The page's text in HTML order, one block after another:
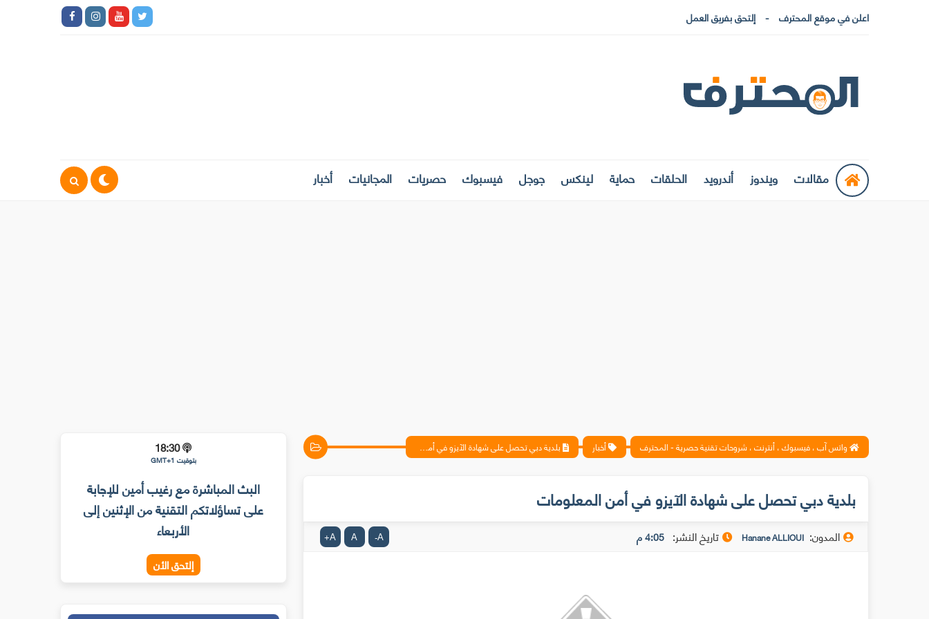
اعلن في موقع المحترف إلتحق بفريق العمل
مقالات ويندوز أندرويد الحلقات حماية لينكس جوجل فيسبوك حصريات المجانيات أخبار
واتس آب ، فيسبوك ، أنترنت ، شروحات تقنية حصرية - المحترف أخبار بلدية دبي تحصل على شهادة الآيزو في أمن المعلومات
بلدية دبي تحصل على شهادة الآيزو في أمن المعلومات
المدون: Hanane ALLIOUI تاريخ النشر: 4:05 م A
-
A
A
+
18:30
بتوقيت GMT+1
البث المباشرة مع رغيب أمين للإجابة
على تساؤلاتكم التقنية من الإثنين إلى
الأربعاء
إلتحق الأن